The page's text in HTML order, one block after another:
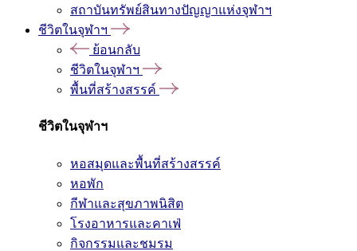
สถาบันทรัพย์สินทางปัญญาแห่งจุฬาฯ
ชีวิตในจุฬาฯ
ย้อนกลับ
ชีวิตในจุฬาฯ
พื้นที่สร้างสรรค์
ชีวิตในจุฬาฯ
หอสมุดและพื้นที่สร้างสรรค์
หอพัก
กีฬาและสุขภาพนิสิต
โรงอาหารและคาเฟ่
กิจกรรมและชมรม